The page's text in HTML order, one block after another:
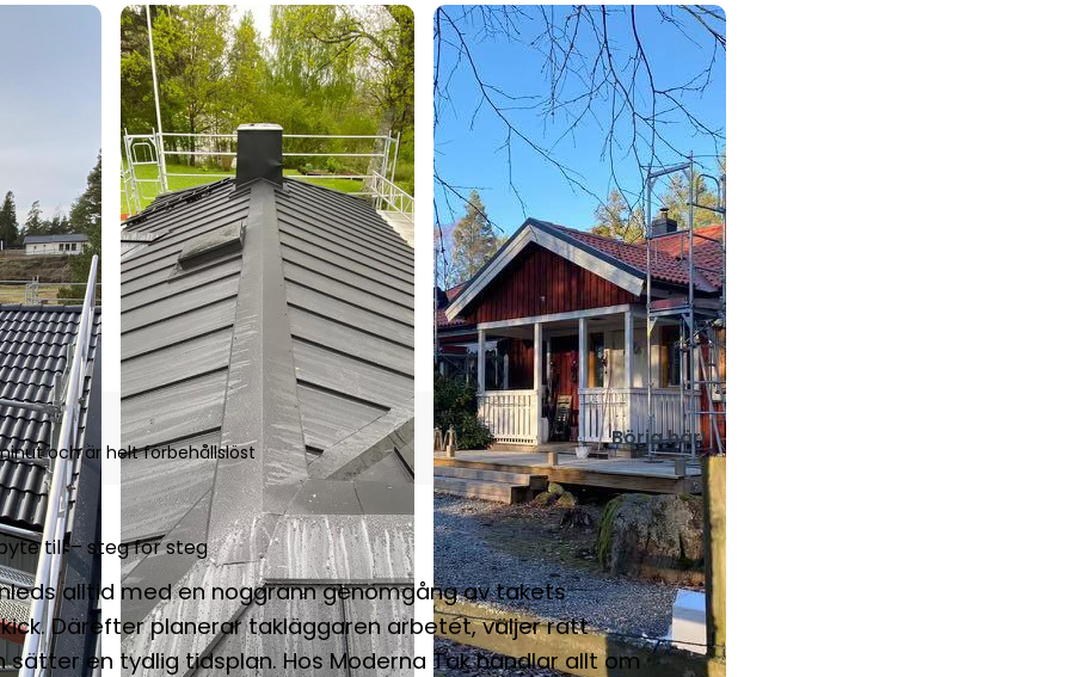
och är helt förbehållslöst
Börja här!
till – steg för steg
alltid med en noggrann genomgång av takets
Därefter planerar takläggaren arbetet, väljer rätt
sätter en tydlig tidsplan. Hos Moderna Tak handlar allt om